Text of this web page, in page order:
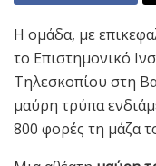
Η ομάδα, με
το Επιστημονικό
Τηλεσκοπίου στη
μαύρη τρύπα
800 φορές τη μάζα